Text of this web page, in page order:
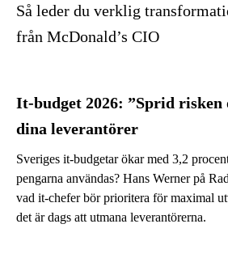
Så leder du verklig
från McDonald’s CIO
It-budget 2026: ”Sprid risken
dina leverantörer
Sveriges it-budgetar ökar med 3,2
pengarna användas? Hans Werner på
vad it-chefer bör prioritera för maximal
det är dags att utmana leverantörerna.